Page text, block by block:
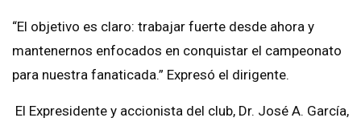
“El objetivo es claro: trabajar fuerte desde ahora y
mantenernos enfocados en conquistar el campeonato
para nuestra fanaticada.” Expresó el dirigente.
El Expresidente y accionista del club, Dr. José A. García,